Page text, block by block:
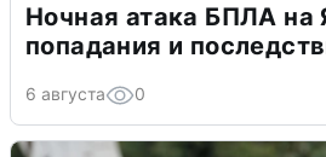
Ночная атака БПЛА на
попадания и
6 августа 0